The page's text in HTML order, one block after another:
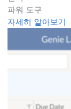
파워 도구
자세히 알아보기